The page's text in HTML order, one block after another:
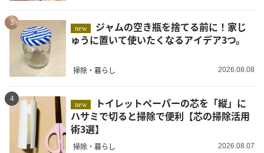
3
new
ゅうに置いて使いたくなるアイデア3つ。
掃除・暮らし 2026.08.08
4
new
ハサミで切ると掃除で便利【芯の掃除活用
術3選】
掃除・暮らし 2026.08.07